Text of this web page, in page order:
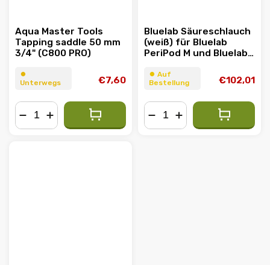
Aqua Master Tools
Tapping saddle 50 mm
3/4" (C800 PRO)
⏺︎
Unterwegs
€7,60
Bluelab Säureschlauch
(weiß) für Bluelab
PeriPod M und Bluelab
⏺︎ Auf
Bestellung
€102,01